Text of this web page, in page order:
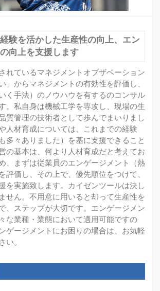
験を活かした生産性の向上、エン
向上を支援します
れているマネジメントオブザベーション
」からマネジメントの有効性を評価し、
く手法）のノウハウを有するのコンサル
。私自身は機械工学を専攻し、現場の生
質管理の技術者として歩んでまいりまし
人材育成については、これまでの経験
多々ありました）を基に支援できること
の基本は、何より人材育成だと考えてお
、まずは従業員のエンゲージメント（熱
評価し、その上で、優先順位をつけて、
を実施致します。カイゼンツールは決し
せん。不用意に用いると却って生産性を
、ステップが大切です。エンゲージメン
な業種・業態において適用可能ですの
ゲージメントにお困りの場合は、お気軽
い。